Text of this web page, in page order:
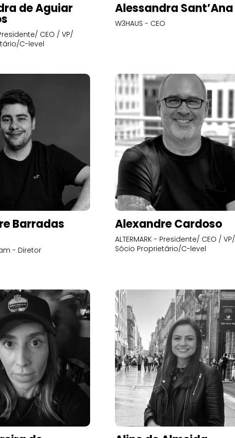
de Aguiar
CEO / VP/
C-level
Alessandra Sant’Ana
W3HAUS - CEO
Barradas
- Diretor
Alexandre Cardoso
ALTERMARK - Presidente/ CEO / VP/
Sócio Proprietário/C-level